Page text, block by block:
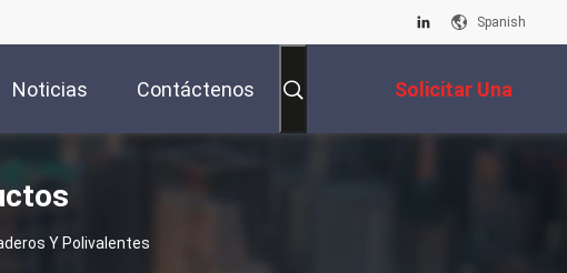
Spanish
Noticias Contáctenos Solicitar Una
Cotización
Y Polivalentes